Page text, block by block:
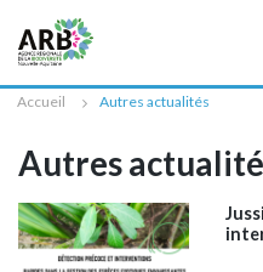
Accueil Autres actualités
Autres